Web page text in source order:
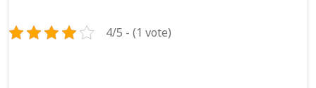
4/5 - (1 vote)